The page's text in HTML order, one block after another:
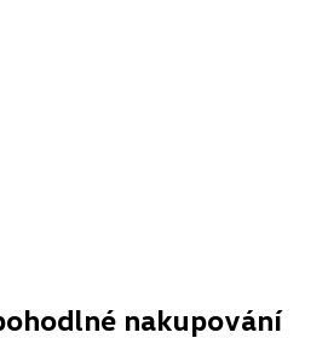
nakupování